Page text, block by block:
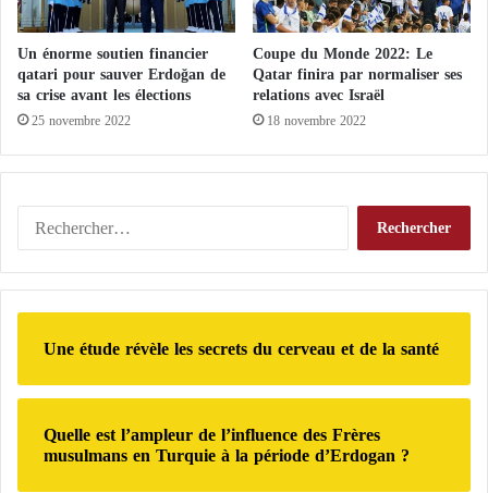
t
d
e
s
a
é
i
a
i
I
ë
Un énorme soutien financier
qatari pour sauver Erdoğan de
sa crise avant les élections
25 novembre 2022
Coupe du Monde 2022: Le
Qatar finira par normaliser ses
relations avec Israël
18 novembre 2022
R
h
e
c
e
r
:
Une étude révèle les secrets du cerveau et de la santé
Quelle est l’ampleur de l’influence des Frères
musulmans en Turquie à la période d’Erdogan ?